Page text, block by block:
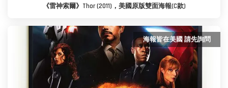
《雷神索爾》Thor (2011)，美國原版雙面海報(C款)
海報皆在美國 請先詢問